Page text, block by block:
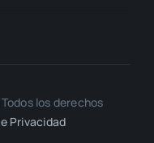
Todos los derechos
Privacidad